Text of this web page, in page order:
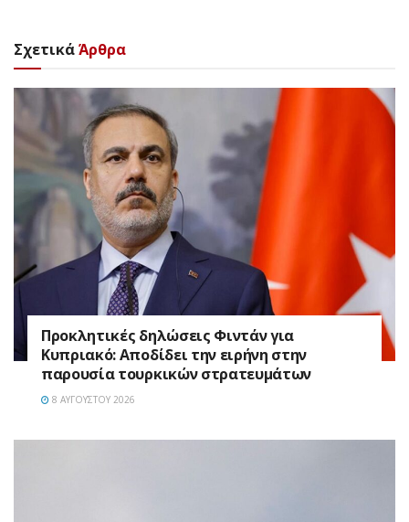
ΣχετικάΆρθρα
Προκλητικές δηλώσεις Φιντάν για
Κυπριακό: Αποδίδει την ειρήνη στην
παρουσία τουρκικών στρατευμάτων
8 ΑΥΓΟΎΣΤΟΥ 2026